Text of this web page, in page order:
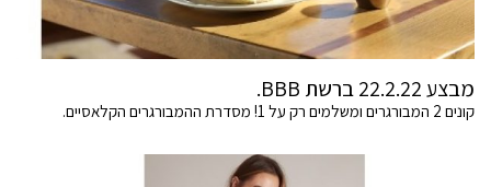
מבצע 22.2.22 ברשת BBB.
קונים 2 המבורגרים ומשלמים רק על 1! מסדרת ההמבורגרים הקלאסיים.